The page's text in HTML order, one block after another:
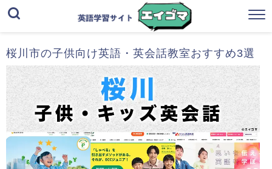
桜川市の子供向け英語・英会話教室おすすめ3選